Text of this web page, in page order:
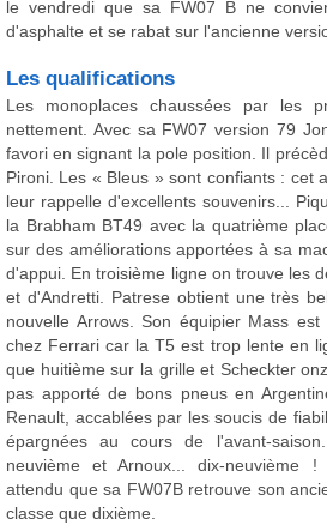
le vendredi que sa FW07 B ne
d'asphalte et se rabat sur l'ancienne
Les qualifications
Les monoplaces chaussées par les
nettement. Avec sa FW07 version 79
favori en signant la pole position. Il
Pironi. Les « Bleus » sont confiants : cet
leur rappelle d'excellents souvenirs...
la Brabham BT49 avec la quatrième
sur des améliorations apportées à sa
d'appui. En troisième ligne on trouve les
et d'Andretti. Patrese obtient une très
nouvelle Arrows. Son équipier Mass
chez Ferrari car la T5 est trop lente en
que huitième sur la grille et Scheckter
pas apporté de bons pneus en
Renault, accablées par les soucis de
épargnées au cours de l'avant-
neuvième et Arnoux... dix-neuvième
attendu que sa FW07B retrouve son
classe que dixième.